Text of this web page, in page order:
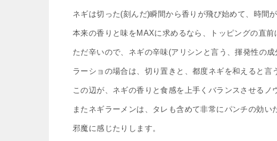
ネギは切った(刻んだ)瞬間から香りが飛び始めて、時間
本来の香りと味をMAXに求めるなら、トッピングの直前
ただ辛いので、ネギの辛味(アリシンと言う、揮発性の
ラーショの場合は、切り置きと、都度ネギを和えると言
この辺が、ネギの香りと食感を上手くバランスさせるノ
またネギラーメンは、タレも含めて非常にパンチの効
邪魔に感じたりします。